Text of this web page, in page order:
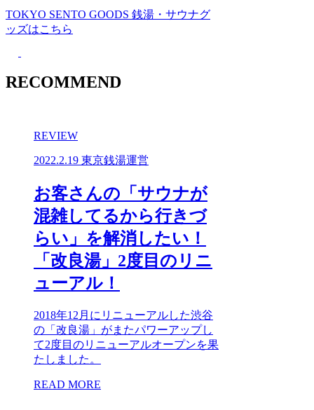
TOKYO SENTO GOODS 銭湯・サウナグ
ッズはこちら
RECOMMEND
REVIEW
2022.2.19 東京銭湯運営
お客さんの「サウナが
混雑してるから行きづ
らい」を解消したい！
「改良湯」2度目のリニ
ューアル！
2018年12月にリニューアルした渋谷
の「改良湯」がまたパワーアップし
て2度目のリニューアルオープンを果
たしました。
READ MORE